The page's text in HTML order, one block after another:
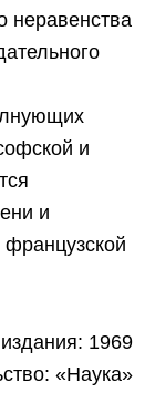
неравенства
и
и
французской
1969
«Наука»